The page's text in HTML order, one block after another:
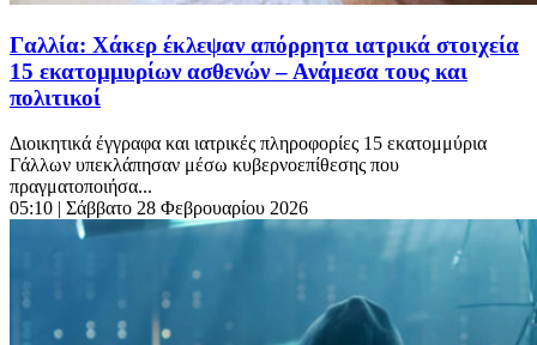
Γαλλία: Χάκερ έκλεψαν απόρρητα ιατρικά στοιχεία
15 εκατομμυρίων ασθενών – Ανάμεσα τους και
πολιτικοί
Διοικητικά έγγραφα και ιατρικές πληροφορίες 15 εκατομμύρια
Γάλλων υπεκλάπησαν μέσω κυβερνοεπίθεσης που
πραγματοποιήσα...
05:10 | Σάββατο 28 Φεβρουαρίου 2026